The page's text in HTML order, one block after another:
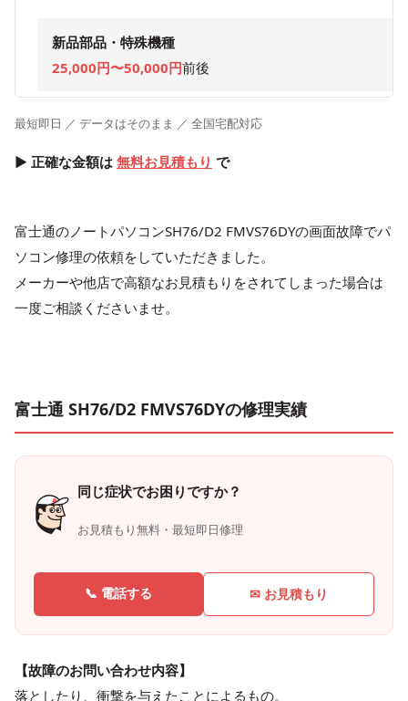
新品部品・特殊機種
25,000円〜50,000円前後
最短即日 ／ データはそのまま ／ 全国宅配対応
▶ 正確な金額は 無料お見積もり で
富士通のノートパソコンSH76/D2 FMVS76DYの画面故障でパ
ソコン修理の依頼をしていただきました。
メーカーや他店で高額なお見積もりをされてしまった場合は
一度ご相談くださいませ。
富士通 SH76/D2 FMVS76DYの修理実績
同じ症状でお困りですか？
お見積もり無料・最短即日修理
📞 電話する ✉ お見積もり
【故障のお問い合わせ内容】
落としたり、衝撃を与えたことによるもの。